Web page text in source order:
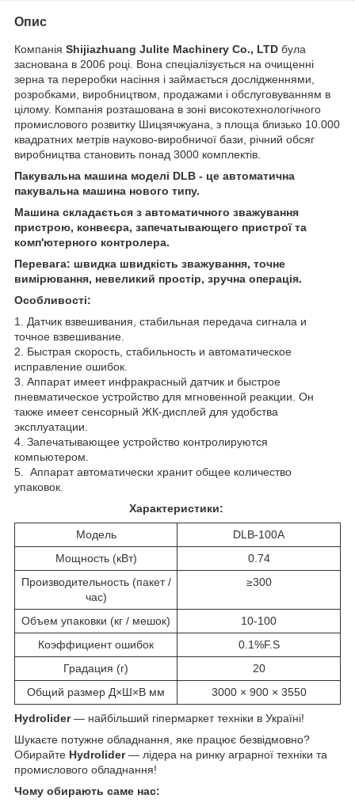
Опис
Компанія Shijiazhuang Julite Machinery Co., LTD була
заснована в 2006 році. Вона спеціалізується на очищенні
зерна та переробки насіння і займається дослідженнями,
розробками, виробництвом, продажами і обслуговуванням в
цілому. Компанія розташована в зоні високотехнологічного
промислового розвитку Шицзячжуана, з площа близько 10.000
квадратних метрів науково-виробничої бази, річний обсяг
виробництва становить понад 3000 комплектів.
Пакувальна машина моделі DLB - це автоматична
пакувальна машина нового типу.
Машина складається з автоматичного зважування
пристрою, конвеєра, запечатывающего пристрої та
комп'ютерного контролера.
Перевага: швидка швидкість зважування, точне
вимірювання, невеликий простір, зручна операція.
Особливості:
1. Датчик взвешивания, стабильная передача сигнала и
точное взвешивание.
2. Быстрая скорость, стабильность и автоматическое
исправление ошибок.
3. Аппарат имеет инфракрасный датчик и быстрое
пневматическое устройство для мгновенной реакции. Он
также имеет сенсорный ЖК-дисплей для удобства
эксплуатации.
4. Запечатывающее устройство контролируются
компьютером.
5. Аппарат автоматически хранит общее количество
упаковок.
Характеристики:
Модель
DLB-100A
Мощность (кВт)
0.74
Производительность (пакет /
час)
≥300
Объем упаковки (кг / мешок)
10-100
Коэффициент ошибок
0.1%F.S
Градация (г)
20
Общий размер Д×Ш×В мм
3000 × 900 × 3550
Hydrolider— найбільший гіпермаркет техніки в Україні!
Шукаєте потужне обладнання, яке працює безвідмовно?
Обирайте Hydrolider— лідера на ринку аграрної техніки та
промислового обладнання!
Чому обирають саме нас: